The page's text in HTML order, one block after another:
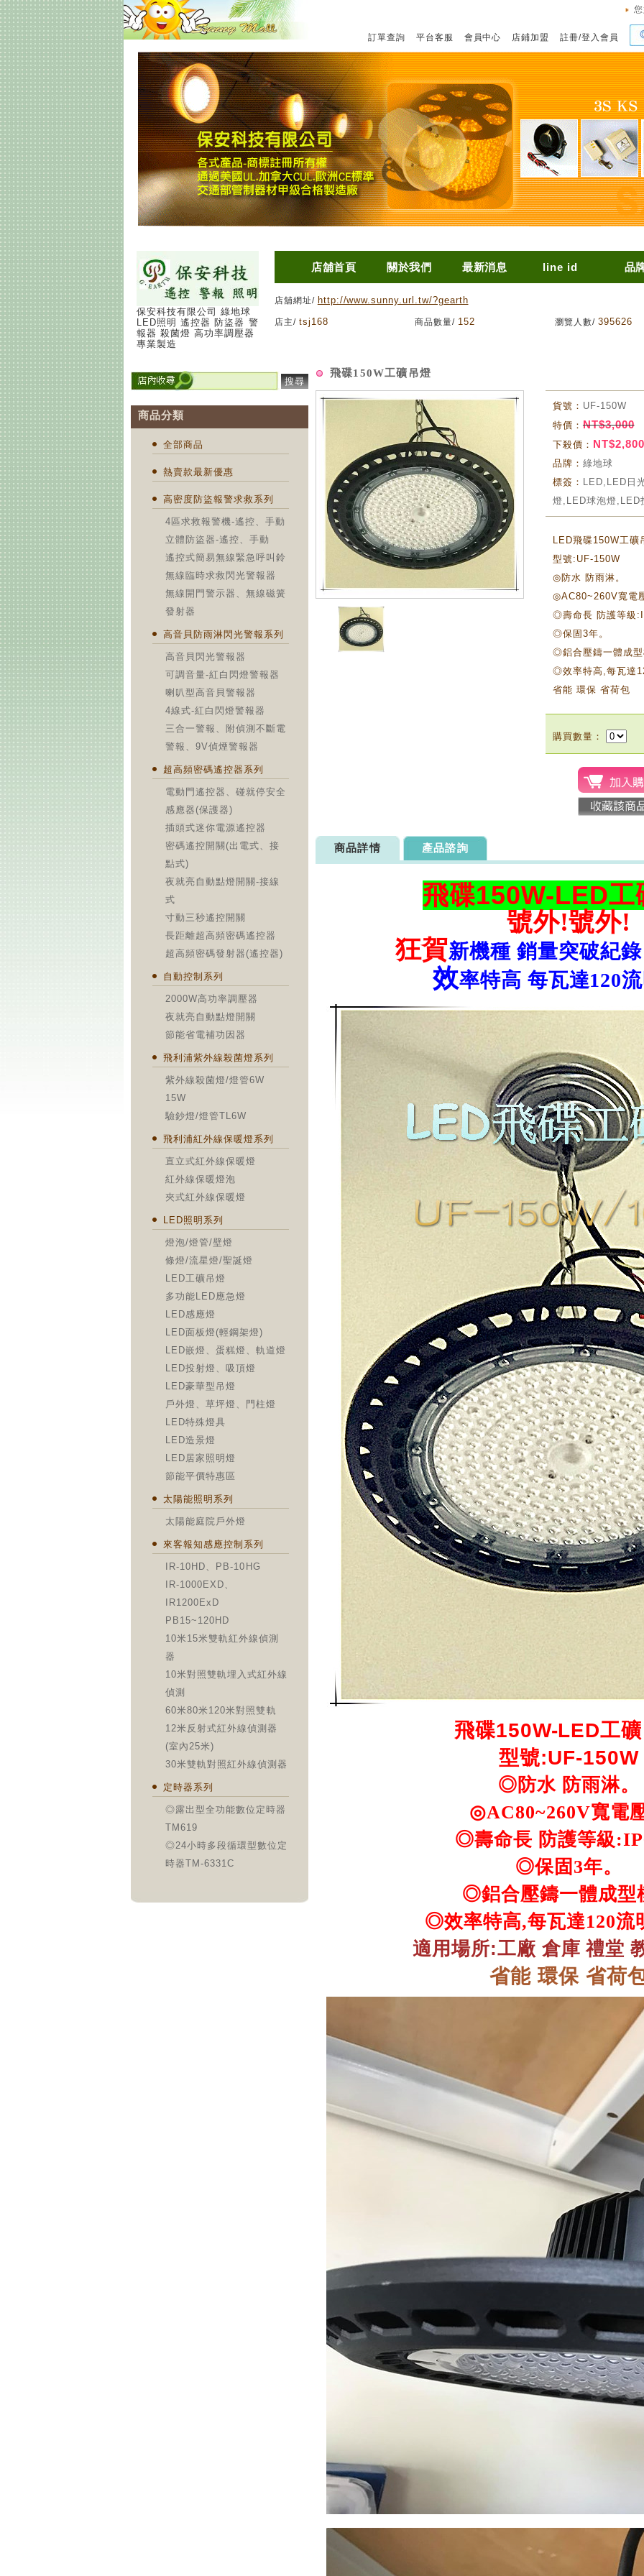
註冊/登入會員
店鋪加盟
會員中心
平台客服
訂單查詢
保安科技有限公司 綠地球
LED照明 遙控器 防盜器 警
報器 殺菌燈 高功率調壓器
專業製造
店舖首頁 關於我們 最新消息 line id 品
店舖網址/ http://www.sunny.url.tw/?gearth
店主/ tsj168 商品數量/ 152 瀏覽人數/ 395626
搜尋
商品分類
全部商品
熱賣款最新優惠
高密度防盜報警求救系列
4區求救報警機-遙控、手動
立體防盜器-遙控、手動
遙控式簡易無線緊急呼叫鈴
無線臨時求救閃光警報器
無線開門警示器、無線磁簧
發射器
高音貝防雨淋閃光警報系列
高音貝閃光警報器
可調音量-紅白閃燈警報器
喇叭型高音貝警報器
4線式-紅白閃燈警報器
三合一警報、附偵測不斷電
警報、9V偵煙警報器
超高頻密碼遙控器系列
電動門遙控器、碰就停安全
感應器(保護器)
插頭式迷你電源遙控器
密碼遙控開關(出電式、接
點式)
夜就亮自動點燈開關-接線
式
寸動三秒遙控開關
長距離超高頻密碼遙控器
超高頻密碼發射器(遙控器)
自動控制系列
2000W高功率調壓器
夜就亮自動點燈開關
節能省電補功因器
飛利浦紫外線殺菌燈系列
紫外線殺菌燈/燈管6W
15W
驗鈔燈/燈管TL6W
飛利浦紅外線保暖燈系列
直立式紅外線保暖燈
紅外線保暖燈泡
夾式紅外線保暖燈
LED照明系列
燈泡/燈管/壁燈
條燈/流星燈/聖誕燈
LED工礦吊燈
多功能LED應急燈
LED感應燈
LED面板燈(輕鋼架燈)
LED嵌燈、蛋糕燈、軌道燈
LED投射燈、吸頂燈
LED豪華型吊燈
戶外燈、草坪燈、門柱燈
LED特殊燈具
LED造景燈
LED居家照明燈
節能平價特惠區
太陽能照明系列
太陽能庭院戶外燈
來客報知感應控制系列
IR-10HD、PB-10HG
IR-1000EXD、
IR1200ExD
PB15~120HD
10米15米雙軌紅外線偵測
器
10米對照雙軌埋入式紅外線
偵測
60米80米120米對照雙軌
12米反射式紅外線偵測器
(室內25米)
30米雙軌對照紅外線偵測器
定時器系列
◎露出型全功能數位定時器
TM619
◎24小時多段循環型數位定
時器TM-6331C
飛碟150W工礦吊燈
貨號： UF-150W
特價： NT$3,000
下殺價： NT$2,800
品牌： 綠地球
標簽： LED,LED日
燈,LED球泡燈,LED
LED飛碟150W工礦
型號:UF-150W
◎防水 防雨淋。
◎AC80~260V寬電
◎壽命長 防護等級
◎保固3年。
◎鋁合壓鑄一體成
◎效率特高,每瓦達
省能 環保 省荷包
購買數量：
商品詳情 產品諮詢
飛碟150W-LED工
號外!號外!
狂賀新機種 銷量突破紀
效率特高 每瓦達120
飛碟150W-LED工
型號:UF-150W
◎防水 防雨淋。
◎AC80~260V寬電
◎壽命長 防護等級
◎保固3年。
◎鋁合壓鑄一體成型
◎效率特高,每瓦達120流
適用場所:工廠 倉庫 禮堂
省能 環保 省荷